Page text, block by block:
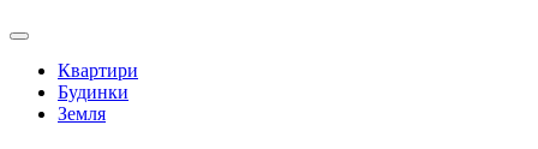
Квартири
Будинки
Земля